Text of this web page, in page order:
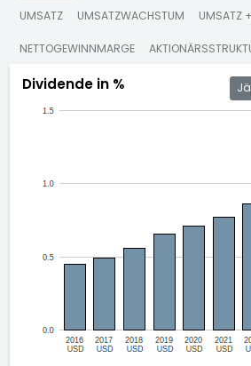
UMSATZ UMSATZWACHSTUM UMSATZ
NETTOGEWINNMARGE
Dividende in %